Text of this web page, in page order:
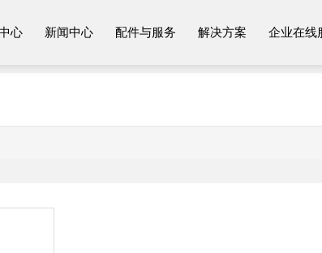
心 新闻中心 配件与服务 解决方案 企业在线